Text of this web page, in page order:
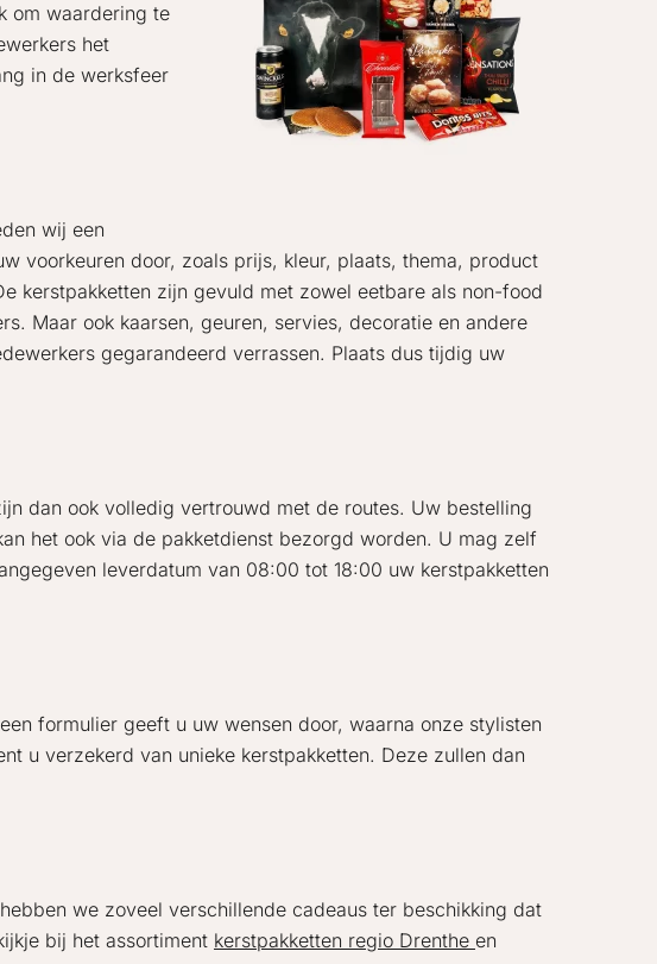
om waardering te
het
in de werksfeer
wij een
voorkeuren door, zoals prijs, kleur, plaats, thema, product
kerstpakketten zijn gevuld met zowel eetbare als non-food
Maar ook kaarsen, geuren, servies, decoratie en andere
gegarandeerd verrassen. Plaats dus tijdig uw
dan ook volledig vertrouwd met de routes. Uw bestelling
het ook via de pakketdienst bezorgd worden. U mag zelf
leverdatum van 08:00 tot 18:00 uw kerstpakketten
formulier geeft u uw wensen door, waarna onze stylisten
u verzekerd van unieke kerstpakketten. Deze zullen dan
we zoveel verschillende cadeaus ter beschikking dat
bij het assortiment kerstpakketten regio Drenthe en